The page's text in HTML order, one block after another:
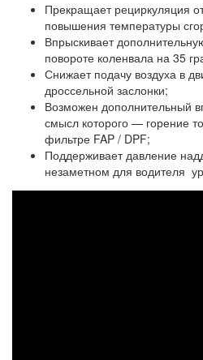
Прекращает рециркуляция
повышения температуры
Впрыскивает
повороте коленвала на 35
Снижает подачу воздуха в
дроссельной заслонки;
Возможен дополнительный
смысл которого — горение
фильтре FAP / DPF;
Поддерживает давление
незаметном для водителя